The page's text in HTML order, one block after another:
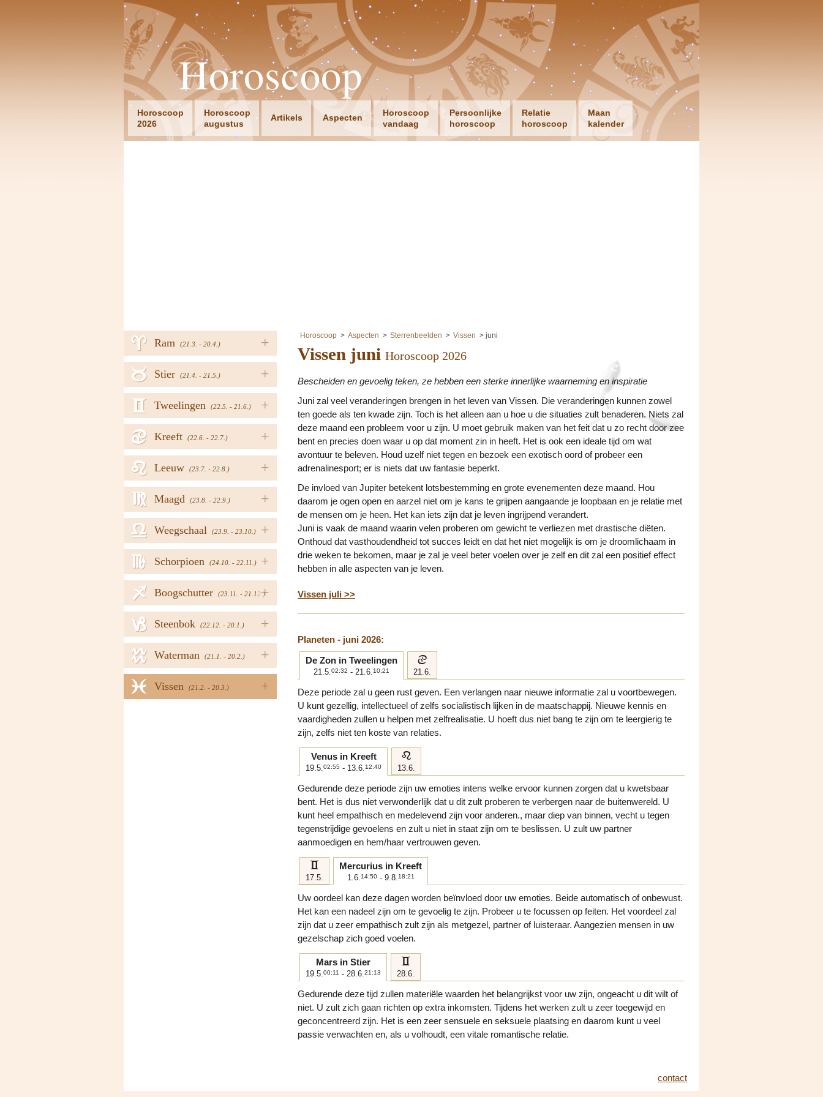
Horoscoop
Horoscoop
2026
Horoscoop
augustus
Artikels Aspecten
Horoscoop
vandaag
Persoonlijke
horoscoop
Relatie
horoscoop
Maan
kalender
+
Ram (21.3. - 20.4.)
a
+
Stier (21.4. - 21.5.)
b
+
Tweelingen (22.5. - 21.6.)
c
+
Kreeft (22.6. - 22.7.)
d
+
Leeuw (23.7. - 22.8.)
e
+
Maagd (23.8. - 22.9.)
f
+
Weegschaal (23.9. - 23.10.)
g
+
Schorpioen (24.10. - 22.11.)
h
+
Boogschutter (23.11. - 21.12.)
i
+
Steenbok (22.12. - 20.1.)
j
+
Waterman (21.1. - 20.2.)
k
+
Vissen (21.2. - 20.3.)
l
Horoscoop Aspecten Sterrenbeelden Vissen juni
Vissen juni Horoscoop 2026
Bescheiden en gevoelig teken, ze hebben een sterke innerlijke waarneming en inspiratie
Juni zal veel veranderingen brengen in het leven van Vissen. Die veranderingen kunnen zowel
ten goede als ten kwade zijn. Toch is het alleen aan u hoe u die situaties zult benaderen. Niets zal
deze maand een probleem voor u zijn. U moet gebruik maken van het feit dat u zo recht door zee
bent en precies doen waar u op dat moment zin in heeft. Het is ook een ideale tijd om wat
avontuur te beleven. Houd uzelf niet tegen en bezoek een exotisch oord of probeer een
adrenalinesport; er is niets dat uw fantasie beperkt.
De invloed van Jupiter betekent lotsbestemming en grote evenementen deze maand. Hou
daarom je ogen open en aarzel niet om je kans te grijpen aangaande je loopbaan en je relatie met
de mensen om je heen. Het kan iets zijn dat je leven ingrijpend verandert.
Juni is vaak de maand waarin velen proberen om gewicht te verliezen met drastische diëten.
Onthoud dat vasthoudendheid tot succes leidt en dat het niet mogelijk is om je droomlichaam in
drie weken te bekomen, maar je zal je veel beter voelen over je zelf en dit zal een positief effect
hebben in alle aspecten van je leven.
Vissen juli >>
Planeten - juni 2026:
De Zon in Tweelingen
21.5. 02:32 - 21.6. 10:21
d
21.6.
Deze periode zal u geen rust geven. Een verlangen naar nieuwe informatie zal u voortbewegen.
U kunt gezellig, intellectueel of zelfs socialistisch lijken in de maatschappij. Nieuwe kennis en
vaardigheden zullen u helpen met zelfrealisatie. U hoeft dus niet bang te zijn om te leergierig te
zijn, zelfs niet ten koste van relaties.
Venus in Kreeft
19.5. 02:55 - 13.6. 12:40
e
13.6.
Gedurende deze periode zijn uw emoties intens welke ervoor kunnen zorgen dat u kwetsbaar
bent. Het is dus niet verwonderlijk dat u dit zult proberen te verbergen naar de buitenwereld. U
kunt heel empathisch en medelevend zijn voor anderen., maar diep van binnen, vecht u tegen
tegenstrijdige gevoelens en zult u niet in staat zijn om te beslissen. U zult uw partner
aanmoedigen en hem/haar vertrouwen geven.
c
17.5.
Mercurius in Kreeft
1.6. 14:50- 9.8. 18:21
Uw oordeel kan deze dagen worden beïnvloed door uw emoties. Beide automatisch of onbewust.
Het kan een nadeel zijn om te gevoelig te zijn. Probeer u te focussen op feiten. Het voordeel zal
zijn dat u zeer empathisch zult zijn als metgezel, partner of luisteraar. Aangezien mensen in uw
gezelschap zich goed voelen.
Mars in Stier
19.5. 00:11 - 28.6. 21:13
c
28.6.
Gedurende deze tijd zullen materiële waarden het belangrijkst voor uw zijn, ongeacht u dit wilt of
niet. U zult zich gaan richten op extra inkomsten. Tijdens het werken zult u zeer toegewijd en
geconcentreerd zijn. Het is een zeer sensuele en seksuele plaatsing en daarom kunt u veel
passie verwachten en, als u volhoudt, een vitale romantische relatie.
contact